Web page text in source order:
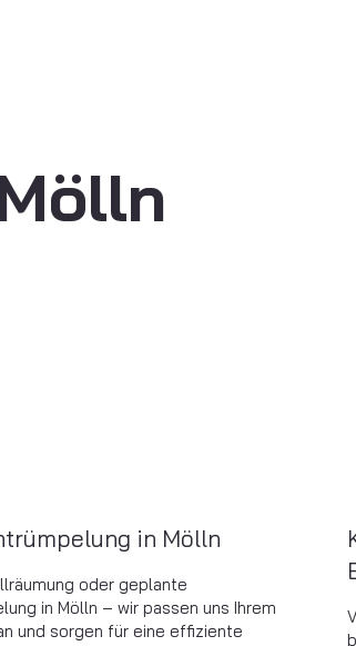
in Mölln
oder geplante
in Mölln – wir passen uns Ihrem
und sorgen für eine effiziente